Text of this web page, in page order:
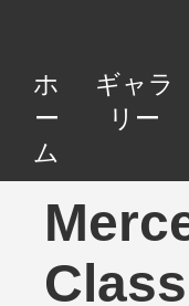
ホ
ー
ム
ギャラ
リー